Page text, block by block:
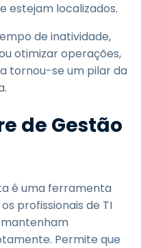
estejam localizados.
de inatividade,
otimizar operações,
tornou-se um pilar da
de Gestão
é uma ferramenta
profissionais de TI
Permite que